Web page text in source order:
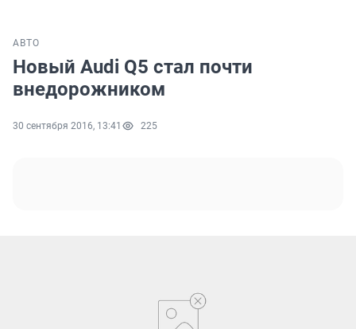
АВТО
Новый Audi Q5 стал почти
внедорожником
30 сентября 2016, 13:41 225